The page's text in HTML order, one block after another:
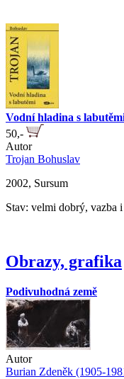
Vodní hladina s
50,-
Autor
Trojan Bohuslav
2002, Sursum
Stav: velmi dobrý, vazba
Obrazy, grafika
Podivuhodná země
Autor
Burian Zdeněk (1905-